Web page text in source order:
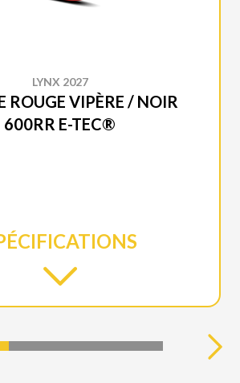
LYNX 2027
ROUGE VIPÈRE / NOIR
600RR E-TEC®